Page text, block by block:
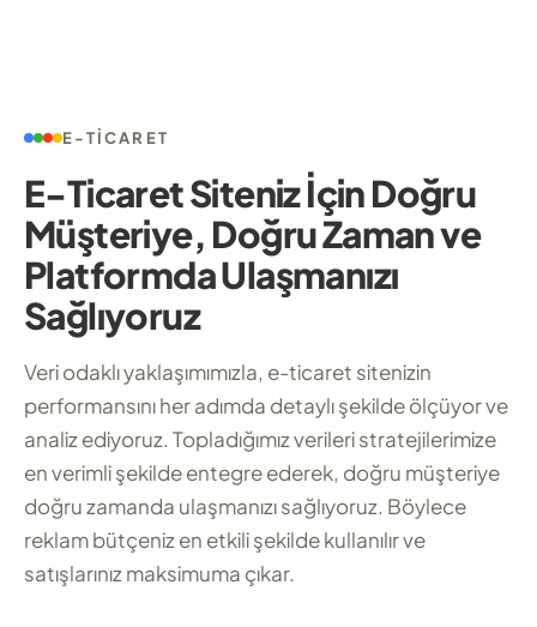
E-TICARET
E-Ticaret Siteniz İçin Doğru
Müşteriye, Doğru Zaman ve
Platformda Ulaşmanızı
Sağlıyoruz
Veri odaklı yaklaşımımızla, e-ticaret sitenizin
performansını her adımda detaylı şekilde ölçüyor ve
analiz ediyoruz. Topladığımız verileri stratejilerimize
en verimli şekilde entegre ederek, doğru müşteriye
doğru zamanda ulaşmanızı sağlıyoruz. Böylece
reklam bütçeniz en etkili şekilde kullanılır ve
satışlarınız maksimuma çıkar.